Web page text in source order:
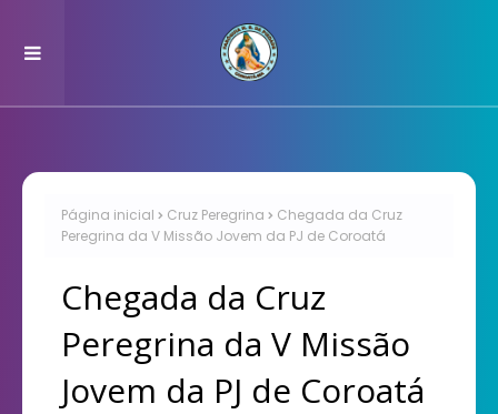
Página inicial Cruz Peregrina
Chegada da Cruz
Peregrina da V Missão Jovem da PJ de Coroatá
Chegada da Cruz
Peregrina da V Missão
Jovem da PJ de Coroatá